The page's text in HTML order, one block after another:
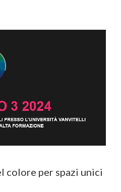
colore per spazi unici